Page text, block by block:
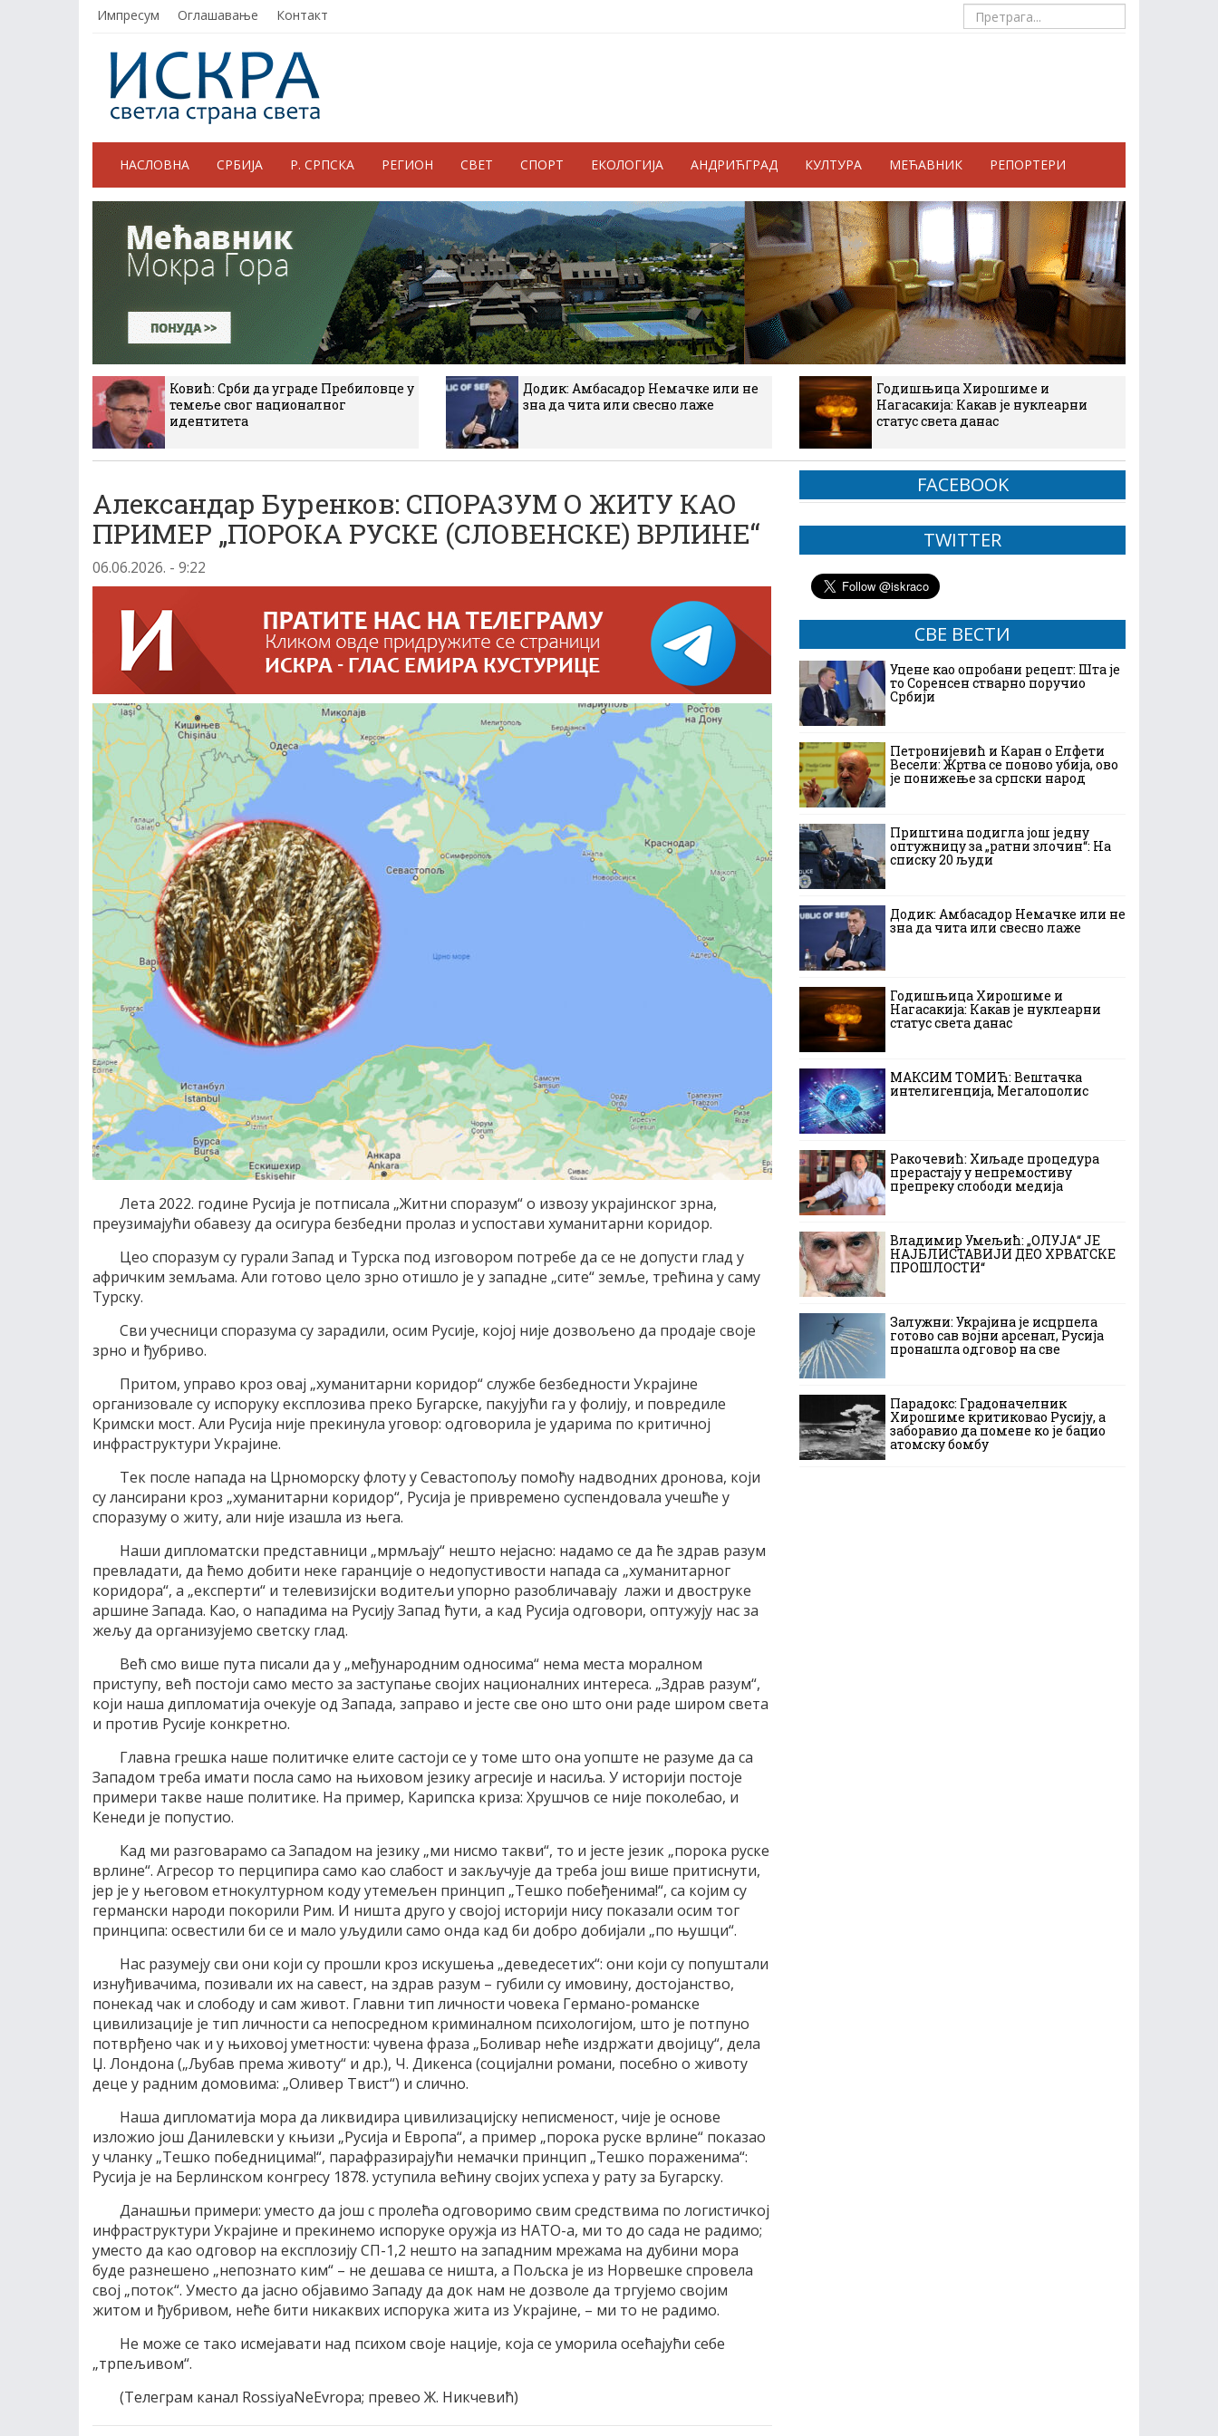
Импресум Оглашавање Контакт
НАСЛОВНА СРБИЈА Р. СРПСКА РЕГИОН СВЕТ СПОРТ ЕКОЛОГИЈА АНДРИЋГРАД КУЛТУРА МЕЋАВНИК РЕПОРТЕРИ
Ковић: Срби да уграде Пребиловце у
темеље свог националног
идентитета
Додик: Амбасадор Немачке или не
зна да чита или свесно лаже
Годишњица Хирошиме и
Нагасакија: Какав је нуклеарни
статус света данас
Александар Буренков: СПОРАЗУМ О ЖИТУ КАО
ПРИМЕР „ПОРОКА РУСКЕ (СЛОВЕНСКЕ) ВРЛИНЕ“
06.06.2026. - 9:22
Лета 2022. године Русија је потписала „Житни споразум“ о извозу украјинског зрна,
преузимајући обавезу да осигура безбедни пролаз и успостави хуманитарни коридор.
Цео споразум су гурали Запад и Турска под изговором потребе да се не допусти глад у
афричким земљама. Али готово цело зрно отишло је у западне „сите“ земље, трећина у саму
Турску.
Сви учесници споразума су зарадили, осим Русије, којој није дозвољено да продаје своје
зрно и ђубриво.
Притом, управо кроз овај „хуманитарни коридор“ службе безбедности Украјине
организовале су испоруку експлозива преко Бугарске, пакујући га у фолију, и повредиле
Кримски мост. Али Русија није прекинула уговор: одговорила је ударима по критичној
инфраструктури Украјине.
Тек после напада на Црноморску флоту у Севастопољу помоћу надводних дронова, који
су лансирани кроз „хуманитарни коридор“, Русија је привремено суспендовала учешће у
споразуму о житу, али није изашла из њега.
Наши дипломатски представници „мрмљају“ нешто нејасно: надамо се да ће здрав разум
превладати, да ћемо добити неке гаранције о недопустивости напада са „хуманитарног
коридора“, а „експерти“ и телевизијски водитељи упорно разобличавају лажи и двоструке
аршине Запада. Као, о нападима на Русију Запад ћути, а кад Русија одговори, оптужују нас за
жељу да организујемо светску глад.
Већ смо више пута писали да у „међународним односима“ нема места моралном
приступу, већ постоји само место за заступање својих националних интереса. „Здрав разум“,
који наша дипломатија очекује од Запада, заправо и јесте све оно што они раде широм света
и против Русије конкретно.
Главна грешка наше политичке елите састоји се у томе што она уопште не разуме да са
Западом треба имати посла само на њиховом језику агресије и насиља. У историји постоје
примери такве наше политике. На пример, Карипска криза: Хрушчов се није поколебао, и
Кенеди је попустио.
Кад ми разговарамо са Западом на језику „ми нисмо такви“, то и јесте језик „порока руске
врлине“. Агресор то перципира само као слабост и закључује да треба још више притиснути,
јер је у његовом етнокултурном коду утемељен принцип „Тешко побеђенима!“, са којим су
германски народи покорили Рим. И ништа друго у својој историји нису показали осим тог
принципа: освестили би се и мало уљудили само онда кад би добро добијали „по њушци“.
Нас разумеју сви они који су прошли кроз искушења „деведесетих“: они који су попуштали
изнуђивачима, позивали их на савест, на здрав разум – губили су имовину, достојанство,
понекад чак и слободу и сам живот. Главни тип личности човека Германо-романске
цивилизације је тип личности са непосредном криминалном психологијом, што је потпуно
потврђено чак и у њиховој уметности: чувена фраза „Боливар неће издржати двојицу“, дела
Џ. Лондона („Љубав према животу“ и др.), Ч. Дикенса (социјални романи, посебно о животу
деце у радним домовима: „Оливер Твист“) и слично.
Наша дипломатија мора да ликвидира цивилизацијску неписменост, чије је основе
изложио још Данилевски у књизи „Русија и Европа“, а пример „порока руске врлине“ показао
у чланку „Тешко победницима!“, парафразирајући немачки принцип „Тешко пораженима“:
Русија је на Берлинском конгресу 1878. уступила већину својих успеха у рату за Бугарску.
Данашњи примери: уместо да још с пролећа одговоримо свим средствима по логистичкој
инфраструктури Украјине и прекинемо испоруке оружја из НАТО-а, ми то до сада не радимо;
уместо да као одговор на експлозију СП-1,2 нешто на западним мрежама на дубини мора
буде разнешено „непознато ким“ – не дешава се ништа, а Пољска је из Норвешке спровела
свој „поток“. Уместо да јасно објавимо Западу да док нам не дозволе да тргујемо својим
житом и ђубривом, неће бити никаквих испорука житa из Украјине, – ми то не радимо.
Не може се тако исмејавати над психом своје нације, која се уморила осећајући себе
„трпељивом“.
(Телеграм канал RossiyaNeEvropa; превео Ж. Никчевић)
FACEBOOK
TWITTER
СВЕ ВЕСТИ
Уцене као опробани рецепт: Шта је
то Соренсен стварно поручио
Србији
Петронијевић и Каран о Елфети
Весели: Жртва се поново убија, ово
је понижење за српски народ
Приштина подигла још једну
оптужницу за „ратни злочин“: На
списку 20 људи
Додик: Амбасадор Немачке или не
зна да чита или свесно лаже
Годишњица Хирошиме и
Нагасакија: Какав је нуклеарни
статус света данас
МАКСИМ ТОМИЋ: Вештачка
интелигенција, Мегалополис
Ракочевић: Хиљаде процедура
прерастају у непремостиву
препреку слободи медија
Владимир Умељић: „ОЛУЈА“ ЈЕ
НАЈБЛИСТАВИЈИ ДЕО ХРВАТСКЕ
ПРОШЛОСТИ“
Залужни: Украјина је исцрпела
готово сав војни арсенал, Русија
пронашла одговор на све
Парадокс: Градоначелник
Хирошиме критиковао Русију, а
заборавио да помене ко је бацио
атомску бомбу